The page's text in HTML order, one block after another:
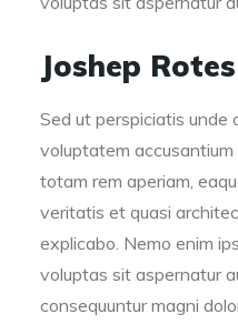
Joshep Rotes
Sed ut perspiciatis unde
voluptatem accusantium
totam rem aperiam,
veritatis et quasi
explicabo. Nemo enim
voluptas sit aspernatur
consequuntur magni